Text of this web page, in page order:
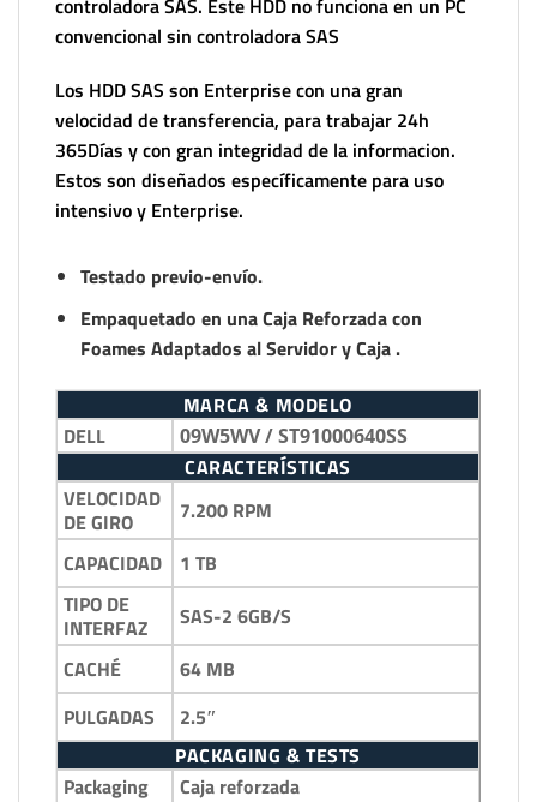
convencional sin controladora SAS
Los HDD SAS son Enterprise con una gran
velocidad de transferencia, para trabajar 24h
365Días y con gran integridad de la informacion.
Estos son diseñados específicamente para uso
intensivo y Enterprise.
Testado previo-envío.
Empaquetado en una Caja Reforzada con
Foames Adaptados al Servidor y Caja .
MARCA & MODELO
DELL
09W5WV / ST91000640SS
CARACTERÍSTICAS
VELOCIDAD
DE GIRO
7.200 RPM
CAPACIDAD
1 TB
TIPO DE
INTERFAZ
SAS-2 6GB/S
CACHÉ
64 MB
PULGADAS
2.5″
PACKAGING & TESTS
Packaging
Caja reforzada